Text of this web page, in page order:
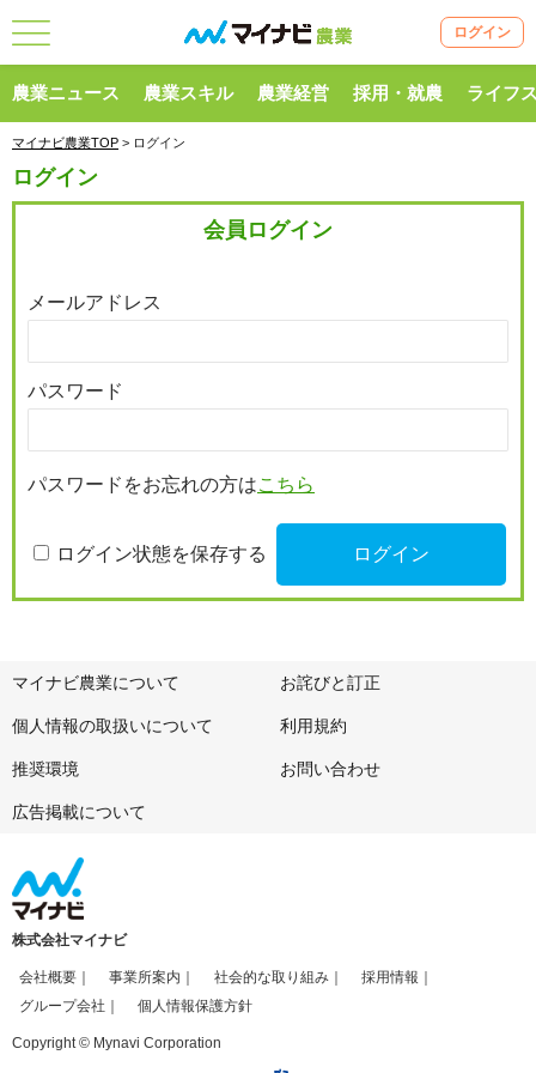
ログイン
農業ニュース 農業スキル 農業経営 採用・就農 ライフ
マイナビ農業TOP > ログイン
ログイン
会員ログイン
メールアドレス
パスワード
パスワードをお忘れの方はこちら
ログイン状態を保存する
マイナビ農業について お詫びと訂正
個人情報の取扱いについて 利用規約
推奨環境 お問い合わせ
広告掲載について
株式会社マイナビ
会社概要 事業所案内 社会的な取り組み
採用情報
グループ会社
個人情報保護方針
Copyright © Mynavi Corporation